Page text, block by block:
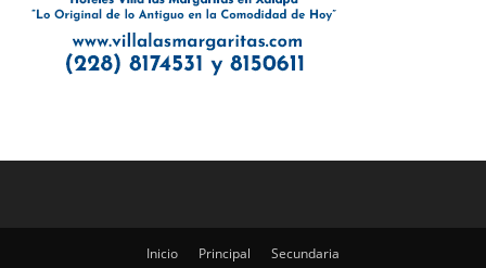
Inicio Principal Secundaria